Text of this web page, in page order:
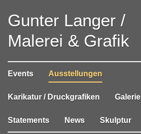
Gunter Langer /
Malerei & Grafik
Events Ausstellungen
Karikatur / Druckgrafiken Galerie
Statements News Skulptur